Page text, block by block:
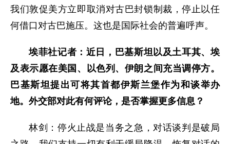
我们敦促美方立即取消对古巴封锁制裁，停止以任
何借口对古巴施压。这也是国际社会的普遍呼声。
埃菲社记者：近日，巴基斯坦以及土耳其、埃
及表示愿在美国、以色列、伊朗之间充当调停方。
巴基斯坦提出可将其首都伊斯兰堡作为和谈举办
地。外交部对此有何评论，是否掌握更多信息？
林剑：停火止战是当务之急，对话谈判是破局